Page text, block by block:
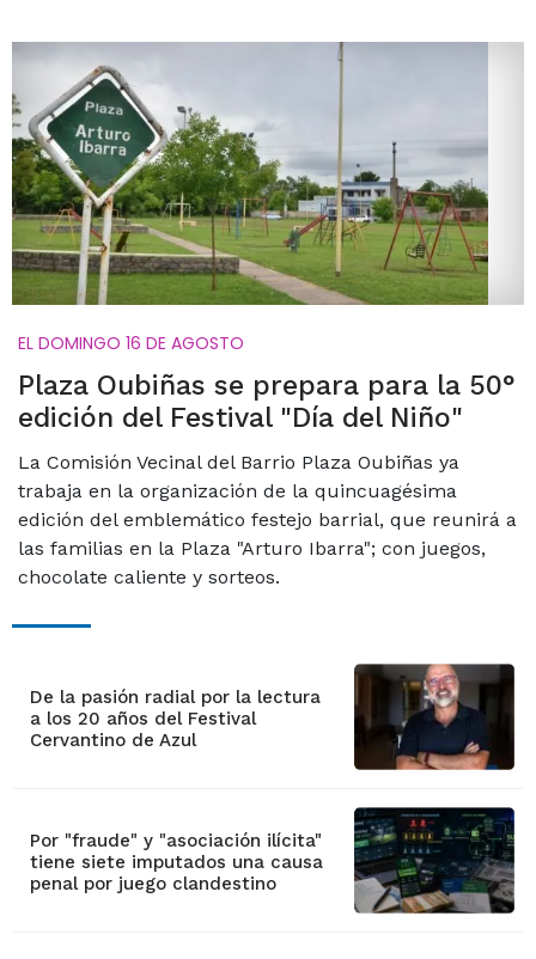
EL DOMINGO 16 DE AGOSTO
Plaza Oubiñas se prepara para la 50°
edición del Festival "Día del Niño"
La Comisión Vecinal del Barrio Plaza Oubiñas ya
trabaja en la organización de la quincuagésima
edición del emblemático festejo barrial, que reunirá a
las familias en la Plaza "Arturo Ibarra"; con juegos,
chocolate caliente y sorteos.
De la pasión radial por la lectura
a los 20 años del Festival
Cervantino de Azul
Por "fraude" y "asociación ilícita"
tiene siete imputados una causa
penal por juego clandestino